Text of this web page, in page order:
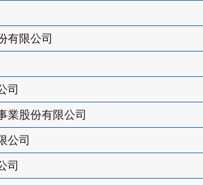
有限公司
司
業股份有限公司
公司
司